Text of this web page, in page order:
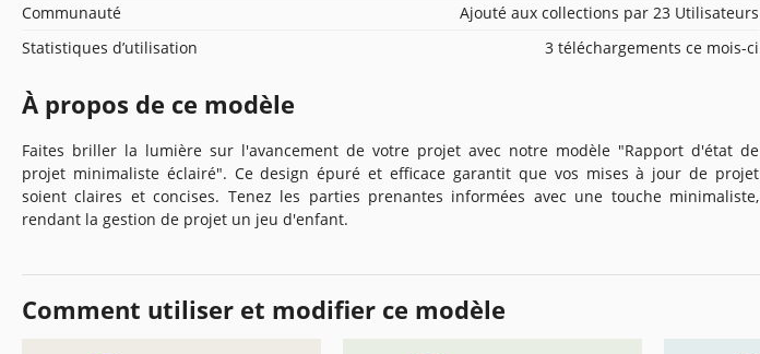
Communauté
Ajouté aux collections par 23 Utilisateurs
Statistiques d’utilisation
3 téléchargements ce mois-ci
À propos de ce modèle
Faites briller la lumière sur l'avancement de votre projet avec notre modèle "Rapport d'état de
projet minimaliste éclairé". Ce design épuré et efficace garantit que vos mises à jour de projet
soient claires et concises. Tenez les parties prenantes informées avec une touche minimaliste,
rendant la gestion de projet un jeu d'enfant.
Comment utiliser et modifier ce modèle